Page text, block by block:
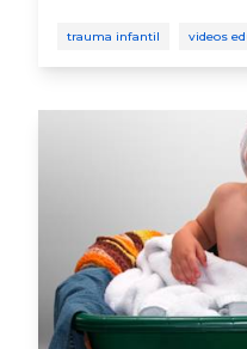
trauma infantil videos